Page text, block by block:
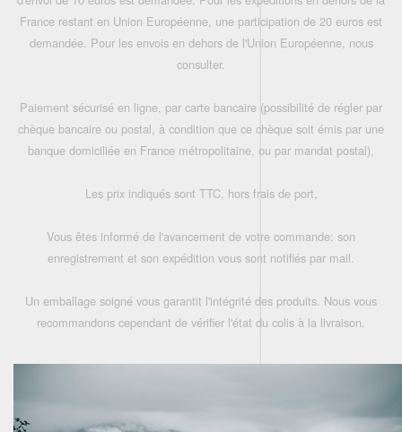
France restant en Union Européenne, une participation de 20 euros est
demandée. Pour les envois en dehors de l'Union Européenne, nous
consulter.
Paiement sécurisé en ligne, par carte bancaire (possibilité de régler par
chèque bancaire ou postal, à condition que ce chèque soit émis par une
banque domiciliée en France métropolitaine, ou par mandat postal),
Les prix indiqués sont TTC, hors frais de port,
Vous êtes informé de l'avancement de votre commande: son
enregistrement et son expédition vous sont notifiés par mail.
Un emballage soigné vous garantit l'intégrité des produits. Nous vous
recommandons cependant de vérifier l'état du colis à la livraison.